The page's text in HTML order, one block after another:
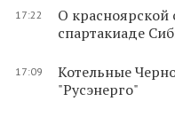
17:22
О красноярской
спартакиаде
17:09
Котельные
"Русэнерго"